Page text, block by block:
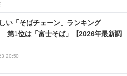
ジ
ド
20:50
い「そばチェーン」ランキング
第1位は「富士そば」【2026年最新調